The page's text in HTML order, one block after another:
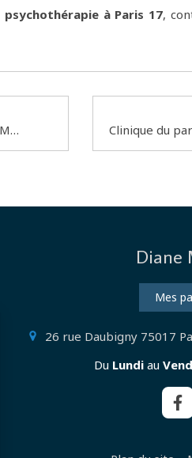
psychothérapie à Paris 17,
Nouveau : parution du Manuel clinique de psychanalyse. Sortie le 1er mai !
Diane
Mes
26 rue Daubigny 75017
Du Lundi au